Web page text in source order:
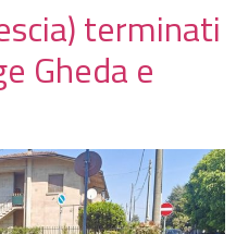
terminati
Gheda e